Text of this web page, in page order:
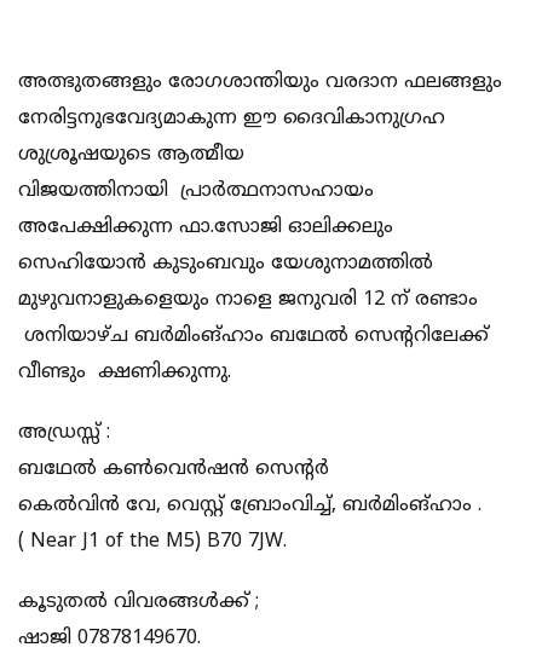
അത്ഭുതങ്ങളും രോഗശാന്തിയും വരദാന ഫലങ്ങളും
നേരിട്ടനുഭവേദ്യമാകുന്ന ഈ ദൈവികാനുഗ്രഹ
ശുശ്രൂഷയുടെ ആത്മീയ
വിജയത്തിനായി പ്രാർത്ഥനാസഹായം
അപേക്ഷിക്കുന്ന ഫാ.സോജി ഓലിക്കലും
സെഹിയോൻ കുടുംബവും യേശുനാമത്തിൽ
മുഴുവനാളുകളെയും നാളെ ജനുവരി 12 ന് രണ്ടാം
ശനിയാഴ്ച ബർമിംങ്ഹാം ബഥേൽ സെന്ററിലേക്ക്
വീണ്ടും ക്ഷണിക്കുന്നു.
അഡ്രസ്സ് :
ബഥേല്‍ കണ്‍വെന്‍ഷന്‍ സെന്റര്‍
കെല്‍വിന്‍ വേ, വെസ്റ്റ് ബ്രോംവിച്ച്, ബര്‍മിംങ്ഹാം .
( Near J1 of the M5) B70 7JW.
കൂടുതല്‍ വിവരങ്ങള്‍ക്ക് ;
ഷാജി 07878149670.